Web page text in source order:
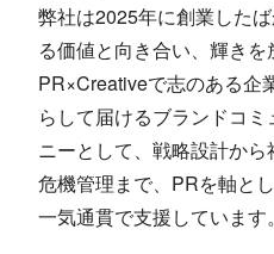
弊社は2025年に創業した
る価値と向き合い、輝きを
PR×Creativeで志のある企
らして届けるブランドコ
ニーとして、戦略設計から
危機管理まで、PRを軸と
一気通貫で支援しています。